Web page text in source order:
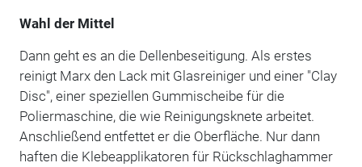
Wahl der Mittel
Dann geht es an die Dellenbeseitigung. Als erstes
reinigt Marx den Lack mit Glasreiniger und einer "Clay
Disc", einer speziellen Gummischeibe für die
Poliermaschine, die wie Reinigungsknete arbeitet.
Anschließend entfettet er die Oberfläche. Nur dann
haften die Klebeapplikatoren für Rückschlaghammer